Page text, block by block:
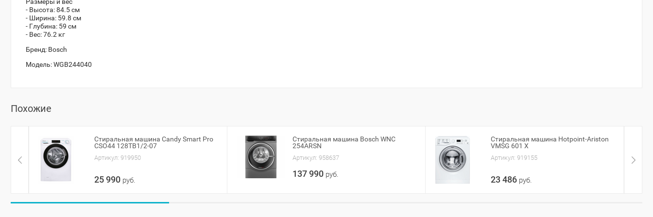
- Высота: 84.5 см
- Ширина: 59.8 см
- Глубина: 59 см
- Вес: 76.2 кг
Бренд: Bosch
Модель:WGB244040
Похожие
Стиральная машина Candy Smart Pro
CSO44 128TB1/2-07
Артикул: 919950
25 990 руб.
Стиральная машина Bosch WNC
254ARSN
Артикул: 958637
137 990 руб.
Стиральная машина Hotpoint-Ariston
VMSG 601 X
Артикул: 919155
23 486 руб.